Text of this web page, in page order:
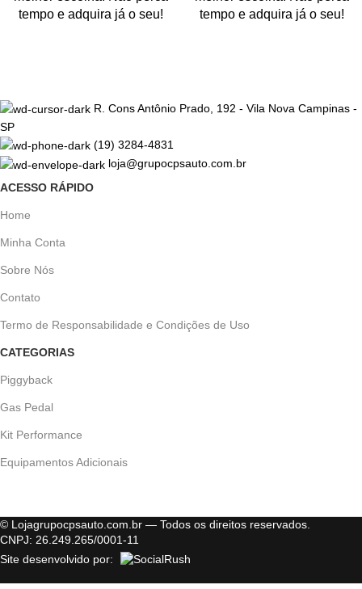
tempo e adquira já o seu!
tempo e adquira já o seu!
R. Cons Antônio Prado, 192 - Vila Nova Campinas -
SP
(19) 3284-4831
loja@grupocpsauto.com.br
ACESSO RÁPIDO
Home
Minha Conta
Sobre Nós
Contato
Termo de Responsabilidade e Condições de Uso
CATEGORIAS
Piggyback
Gas Pedal
Kit Performance
Equipamentos Adicionais
© Lojagrupocpsauto.com.br — Todos os direitos reservados.
CNPJ: 26.249.265/0001-11
Site desenvolvido por: